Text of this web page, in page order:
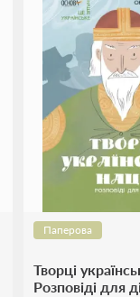
Паперова
Творці
Розповіді для